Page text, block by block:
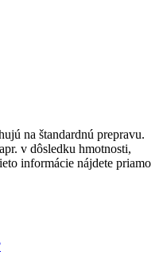
na štandardnú prepravu.
v dôsledku hmotnosti,
informácie nájdete priamo